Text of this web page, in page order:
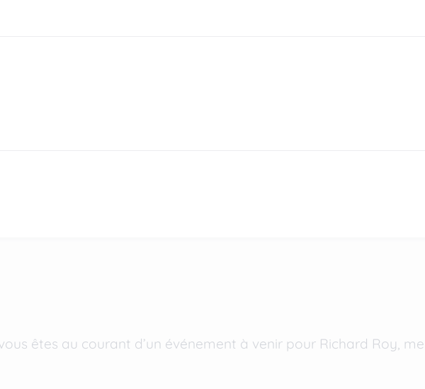
êtes au courant d’un événement à venir pour Richard Roy,